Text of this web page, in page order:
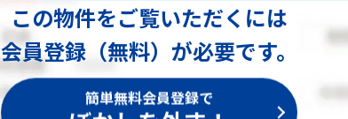
この物件をご覧いただくには
会員登録（無料）が必要です。
簡単無料会員登録で